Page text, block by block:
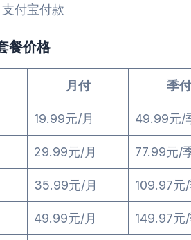
付宝付款
餐价格
月付 季付
19.99元/月 49.99元/
29.99元/月 77.99元/
35.99元/月 109.97元
49.99元/月 149.97元